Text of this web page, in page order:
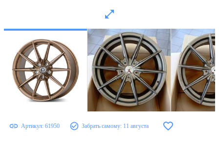
Артикул: 61950 Забрать самому: 11 августа